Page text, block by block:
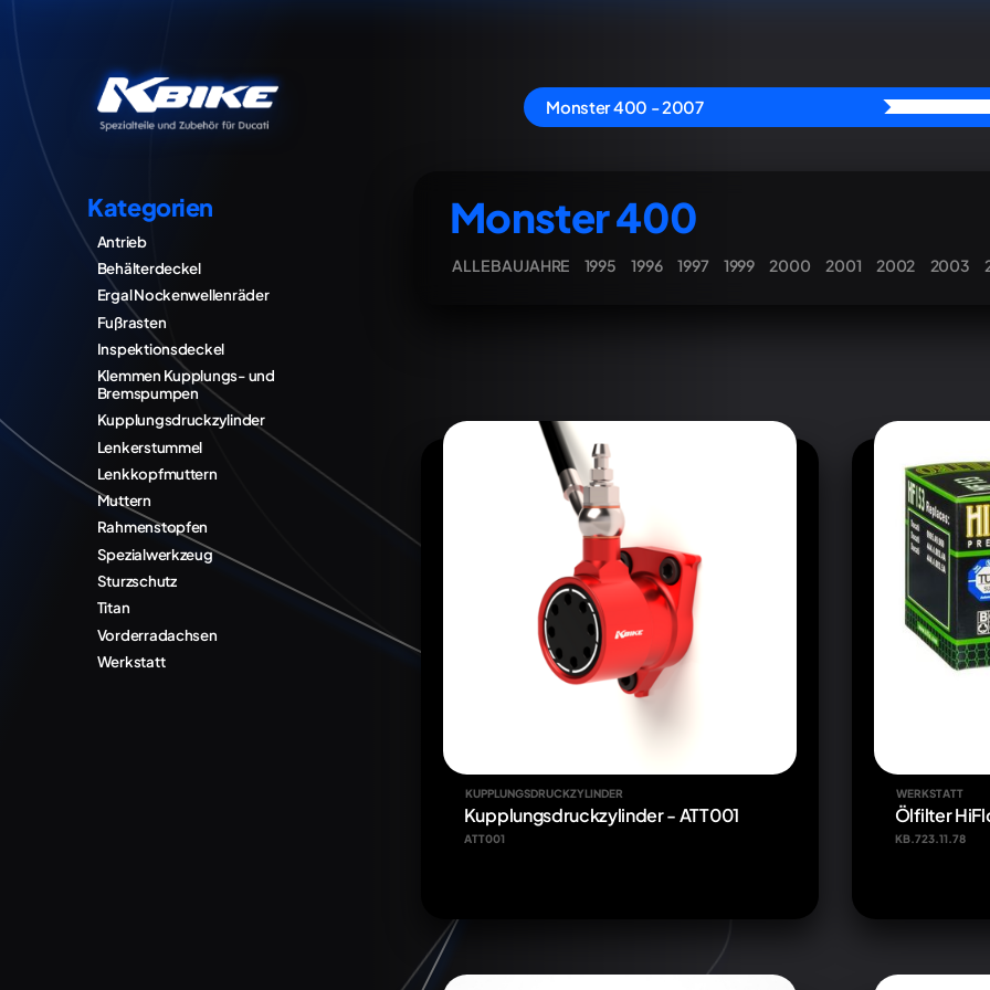
Monster 400 - 2007
Kategorien
Antrieb
Behälterdeckel
Ergal Nockenwellenräder
Fußrasten
Inspektionsdeckel
Klemmen Kupplungs- und
Bremspumpen
Kupplungsdruckzylinder
Lenkerstummel
Lenkkopfmuttern
Muttern
Rahmenstopfen
Spezialwerkzeug
Sturzschutz
Titan
Vorderradachsen
Werkstatt
Monster 400
ALLE BAUJAHRE 1995 1996 1997 1999 2000 2001 2002 2003
KUPPLUNGSDRUCKZYLINDER
Kupplungsdruckzylinder - ATT001
ATT001
WERKSTATT
Ölfilter
KB.723.11.78